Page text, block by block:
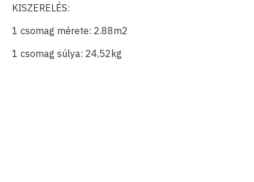
KISZERELÉS:
1 csomag mérete: 2.88m2
1 csomag súlya: 24,52kg